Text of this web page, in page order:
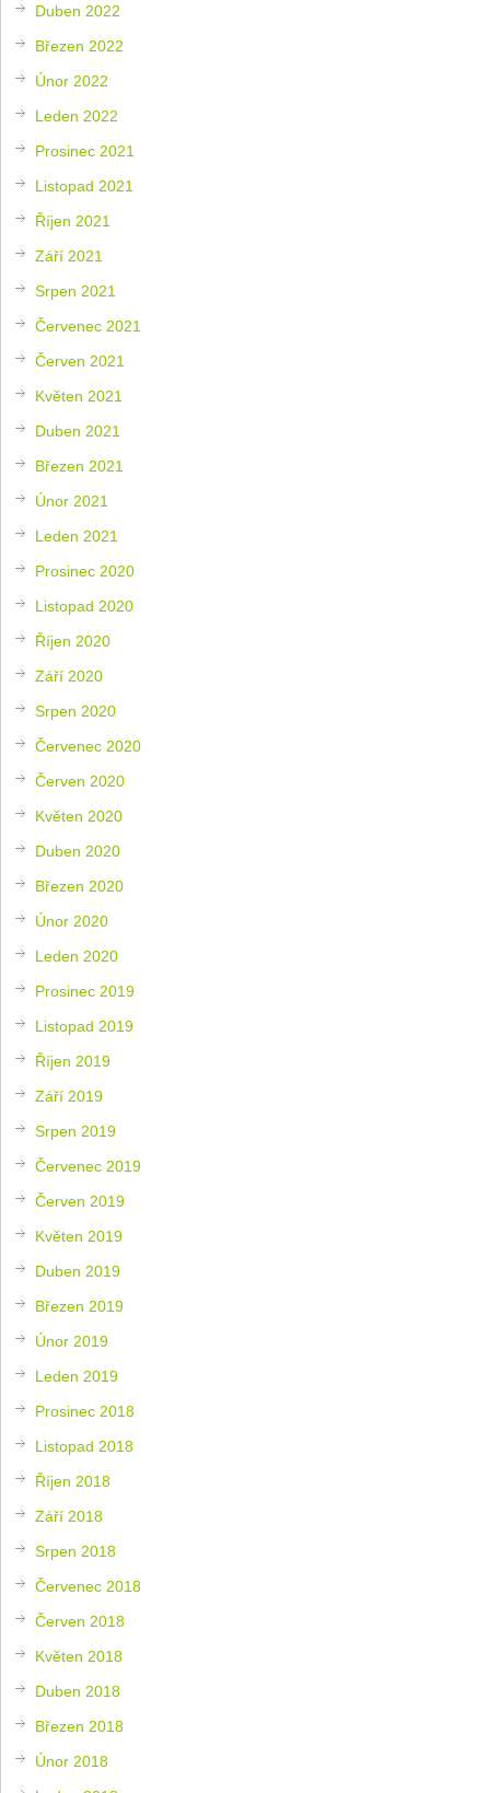
Duben 2022
Březen 2022
Únor 2022
Leden 2022
Prosinec 2021
Listopad 2021
Říjen 2021
Září 2021
Srpen 2021
Červenec 2021
Červen 2021
Květen 2021
Duben 2021
Březen 2021
Únor 2021
Leden 2021
Prosinec 2020
Listopad 2020
Říjen 2020
Září 2020
Srpen 2020
Červenec 2020
Červen 2020
Květen 2020
Duben 2020
Březen 2020
Únor 2020
Leden 2020
Prosinec 2019
Listopad 2019
Říjen 2019
Září 2019
Srpen 2019
Červenec 2019
Červen 2019
Květen 2019
Duben 2019
Březen 2019
Únor 2019
Leden 2019
Prosinec 2018
Listopad 2018
Říjen 2018
Září 2018
Srpen 2018
Červenec 2018
Červen 2018
Květen 2018
Duben 2018
Březen 2018
Únor 2018